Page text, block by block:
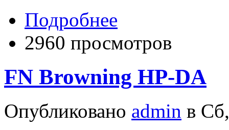
Подробнее
2960 просмотров
FN Browning HP-DA
Опубликовано admin в